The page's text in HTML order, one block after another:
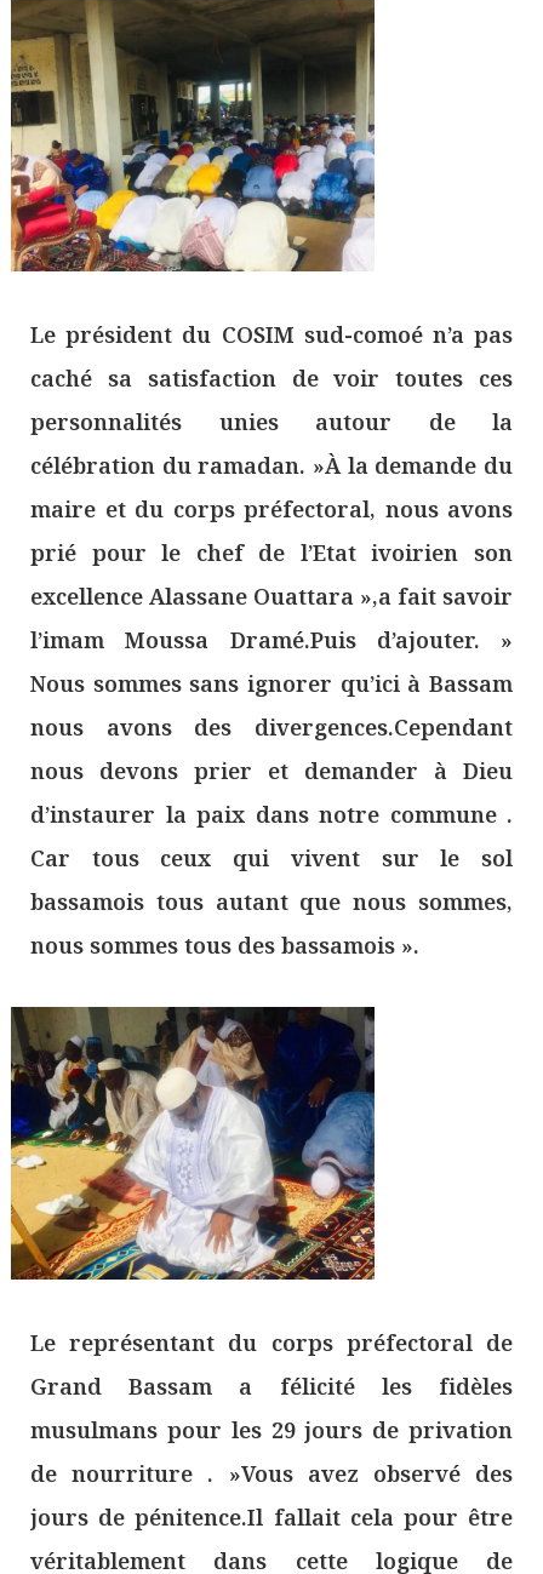
Le président du COSIM sud-comoé n’a pas
caché sa satisfaction de voir toutes ces
personnalités unies autour de la
célébration du ramadan. »À la demande du
maire et du corps préfectoral, nous avons
prié pour le chef de l’Etat ivoirien son
excellence Alassane Ouattara »,a fait savoir
l’imam Moussa Dramé.Puis d’ajouter. »
Nous sommes sans ignorer qu’ici à Bassam
nous avons des divergences.Cependant
nous devons prier et demander à Dieu
d’instaurer la paix dans notre commune .
Car tous ceux qui vivent sur le sol
bassamois tous autant que nous sommes,
nous sommes tous des bassamois ».
Le représentant du corps préfectoral de
Grand Bassam a félicité les fidèles
musulmans pour les 29 jours de privation
de nourriture . »Vous avez observé des
jours de pénitence.Il fallait cela pour être
véritablement dans cette logique de